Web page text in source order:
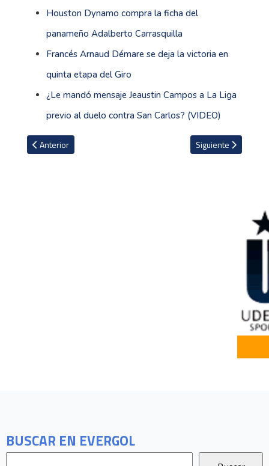
BUSCAR EN EVERGOL
Houston Dynamo compra la ficha del
panameño Adalberto Carrasquilla
Francés Arnaud Démare se deja la victoria en
quinta etapa del Giro
¿Le mandó mensaje Jeaustin Campos a La Liga
previo al duelo contra San Carlos? (VIDEO)
Artículo anterior: FIFA emite comunicado tras la denuncia de Chile
Anterior Artículo siguiente:
Siguiente